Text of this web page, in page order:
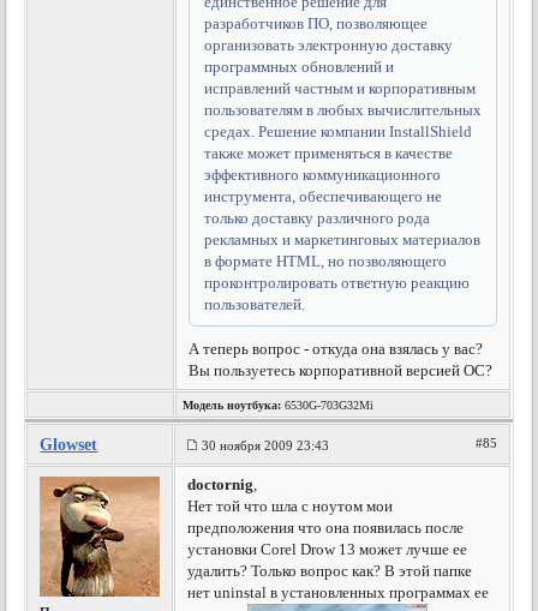
разработчиков ПО, позволяющее
организовать электронную доставку
программных обновлений и
исправлений частным и корпоративным
пользователям в любых вычислительных
средах. Решение компании InstallShield
также может применяться в качестве
эффективного коммуникационного
инструмента, обеспечивающего не
только доставку различного рода
рекламных и маркетинговых материалов
в формате HTML, но позволяющего
проконтролировать ответную реакцию
пользователей.
А теперь вопрос - откуда она взялась у вас?
Вы пользуетесь корпоративной версией ОС?
Модель ноутбука: 6530G-703G32Mi
Glowset 30 ноября 2009 23:43 #85
doctornig,
Нет той что шла с ноутом мои
предположения что она появилась после
установки Corel Drow 13 может лучше ее
удалить? Только вопрос как? В этой папке
нет uninstal в установленных программах ее